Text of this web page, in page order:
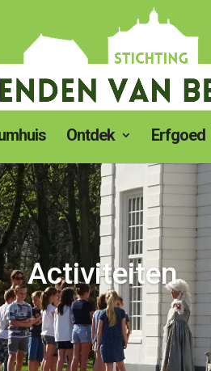
Ontdek Erfgoed
Activiteiten